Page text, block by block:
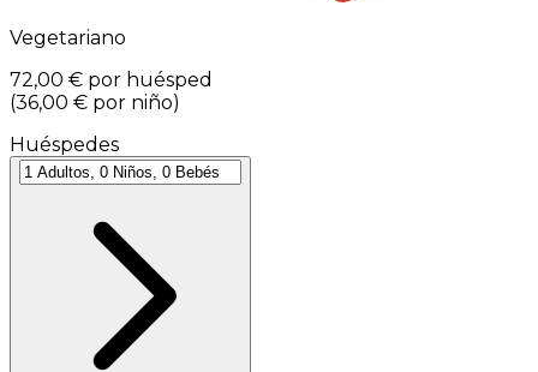
Vegetariano
72,00 € por huésped
(36,00 € por niño)
Huéspedes